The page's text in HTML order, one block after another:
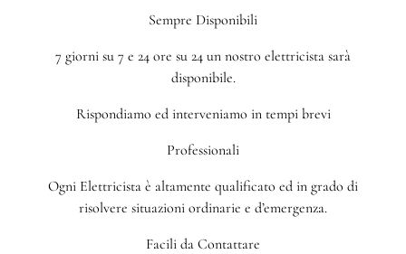
Sempre Disponibili
7 giorni su 7 e 24 ore su 24 un nostro elettricista sarà
disponibile.
Rispondiamo ed interveniamo in tempi brevi
Professionali
Ogni Elettricista è altamente qualificato ed in grado di
risolvere situazioni ordinarie e d’emergenza.
Facili da Contattare